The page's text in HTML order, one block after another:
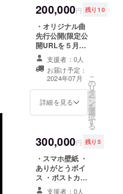
場合は、お届け
ができなくなる
可能性がありま
すのでご了承く
ださい。
載(大) ・
Discordファン
サーバー加入権
※１周年記念イラ
スト（雪城梨兎
様作画）を使用
します。 ※備考
欄にTシャツ背面
に掲載するお名
記】でご記入く
ださい。 ※リ
いたメールアド
レスにお送りい
たします。 アド
レスが間違って
いて連絡が取れ
ない場合は、お
200,000円 残り10
・オリジナル曲
先行公開(限定公
開URLを５月に
配布) ・オーロラ
アクリルキーホ
ルダ(50×50mm)
・アクリルペン
ライト
(120×120mm)
ルカラー) ・オリ
ジナルTシャツ背
面スタッフロー
ル部分に名前掲
載(大) ・
Discordファン
サーバー加入権
支援者：0人
お届け予定：
2024年07月
詳細を見る
こ
の
リ
タ
ー
ン
を
選
択
す
る
300,000円 残り5
・スマホ壁紙 ・
ありがとうボイ
ス ・ポストカー
ド
支援者：0人